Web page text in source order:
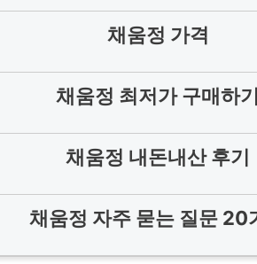
채움정 가격
채움정 최저가 구매하기
채움정 내돈내산 후기
채움정 자주 묻는 질문 20